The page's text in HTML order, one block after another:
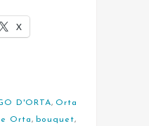
X
D'ORTA, Orta
Orta, bouquet,